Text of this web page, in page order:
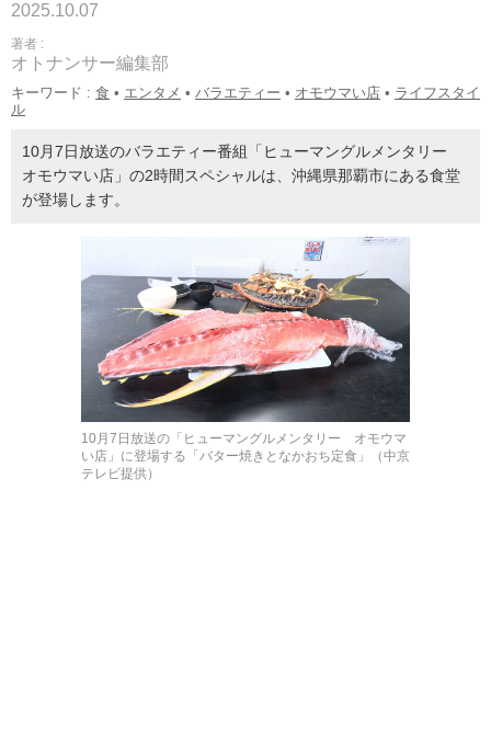
2025.10.07
著者 :
オトナンサー編集部
キーワード : 食 • エンタメ • バラエティー • オモウマい店 • ライフスタイ
ル
10月7日放送のバラエティー番組「ヒューマングルメンタリー
オモウマい店」の2時間スペシャルは、沖縄県那覇市にある食堂
が登場します。
10月7日放送の「ヒューマングルメンタリー オモウマ
い店」に登場する「バター焼きとなかおち定食」（中京
テレビ提供）